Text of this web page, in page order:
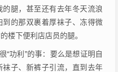
腿，甚至还有去年冬天流浪
的那双裹着厚袜子、冻得微
楼下便利店店员的腿。
“功利”的事：要么是想证明自
袜子、新裤子引流，直到去年